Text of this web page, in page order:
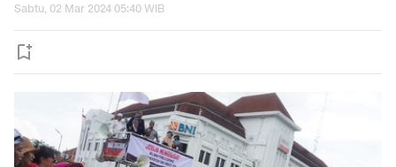
Sabtu, 02 Mar 2024 05:40 WIB